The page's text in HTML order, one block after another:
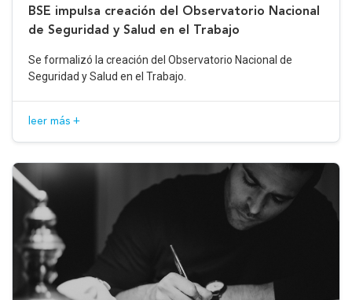
BSE impulsa creación del Observatorio Nacional
de Seguridad y Salud en el Trabajo
Se formalizó la creación del Observatorio Nacional de
Seguridad y Salud en el Trabajo.
leer más +